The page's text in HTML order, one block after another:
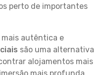
perto de importantes
mais autêntica e
são uma alternativa
alojamentos mais